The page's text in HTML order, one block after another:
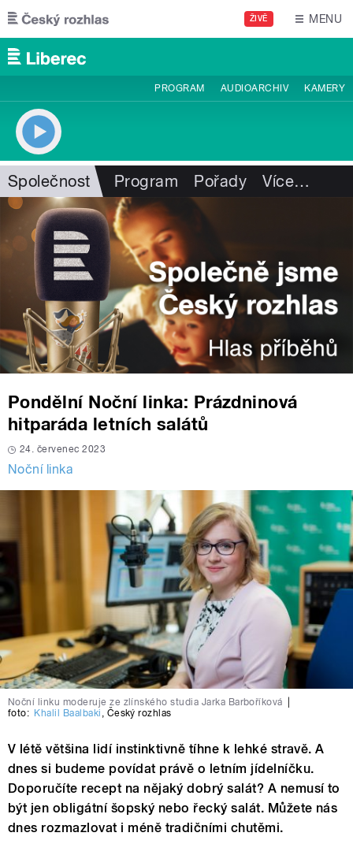
Přejít k hlavnímu obsahu
ŽIVĚ MENU
PROGRAM AUDIOARCHIV KAMERY
Společnost Program Pořady Více…
Pondělní Noční linka: Prázdninová
hitparáda letních salátů
24. červenec 2023
Noční linka
Noční linku moderuje ze zlínského studia Jarka Barboříková
foto: Khalil Baalbaki , Český rozhlas
V létě většina lidí instinktivně tíhne k lehké stravě. A
dnes si budeme povídat právě o letním jídelníčku.
Doporučíte recept na nějaký dobrý salát? A nemusí to
být jen obligátní šopský nebo řecký salát. Můžete nás
dnes rozmazlovat i méně tradičními chutěmi.